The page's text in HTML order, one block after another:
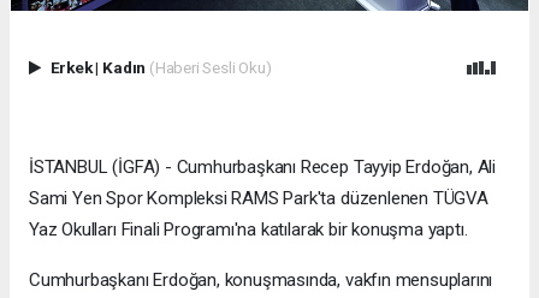
Erkek| Kadın (Haberi Sesli Oku)
İSTANBUL (İGFA) - Cumhurbaşkanı Recep Tayyip Erdoğan, Ali
Sami Yen Spor Kompleksi RAMS Park'ta düzenlenen TÜGVA
Yaz Okulları Finali Programı'na katılarak bir konuşma yaptı.
Cumhurbaşkanı Erdoğan, konuşmasında, vakfın mensuplarını